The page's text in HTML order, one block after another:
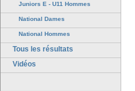
Juniors E - U11 Hommes
National Dames
National Hommes
Tous les résultats
Vidéos